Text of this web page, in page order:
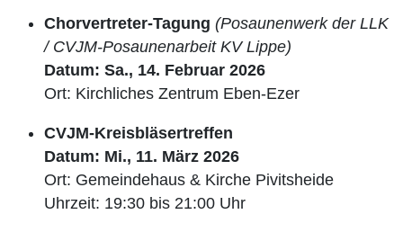
Chorvertreter-Tagung (Posaunenwerk der LLK
/ CVJM-Posaunenarbeit KV Lippe)
Datum: Sa., 14. Februar 2026
Ort: Kirchliches Zentrum Eben-Ezer
CVJM-Kreisbläsertreffen
Datum: Mi., 11. März 2026
Ort: Gemeindehaus & Kirche Pivitsheide
Uhrzeit: 19:30 bis 21:00 Uhr